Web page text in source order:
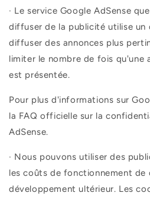
· Le service Google AdSense
diffuser de la publicité utilise un
diffuser des annonces plus
limiter le nombre de fois qu'une
est présentée.
Pour plus d'informations sur
la FAQ officielle sur la
AdSense.
· Nous pouvons utiliser des
les coûts de fonctionnement de
développement ultérieur. Les